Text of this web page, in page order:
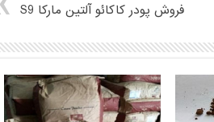
فروش پودر کاکائو آلتین مارکا S9